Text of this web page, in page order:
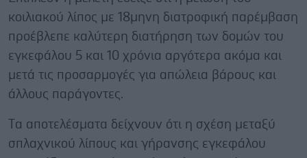
κοιλιακού λίπος με 18μηνη διατροφική παρέμβαση
προέβλεπε καλύτερη διατήρηση των δομών του
εγκεφάλου 5 και 10 χρόνια αργότερα ακόμα και
μετά τις προσαρμογές για απώλεια βάρους και
άλλους παράγοντες.
Tα αποτελέσματα δείχνουν ότι η σχέση μεταξύ
σπλαχνικού λίπους και γήρανσης εγκεφάλου